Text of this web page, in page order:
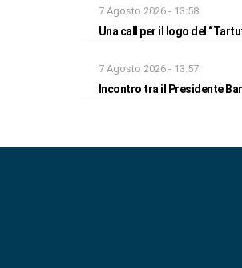
7 Agosto 2026 - 13:58
Una call per il logo del
7 Agosto 2026 - 13:57
Incontro tra il Presidente